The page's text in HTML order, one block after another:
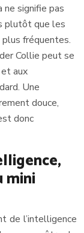
ne signifie pas
plutôt que les
fréquentes.
Collie peut se
aux
Une
douce,
donc
mini
de l’intelligence